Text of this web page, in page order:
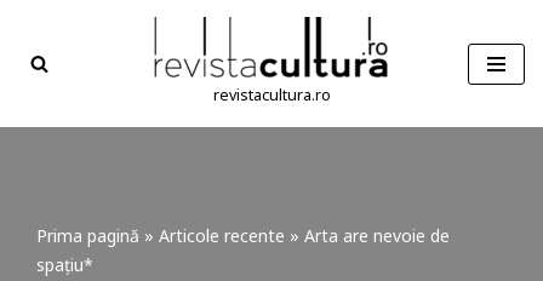
Sari
conținut
revistacultura.ro
Prima pagină » Articole recente » Arta are nevoie de
spațiu*